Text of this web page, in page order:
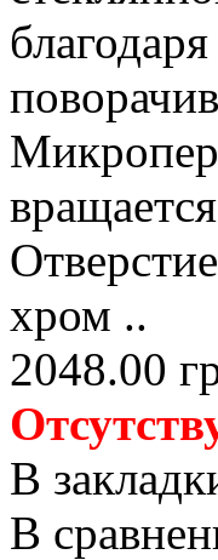
хром ..
2048.00
В
В